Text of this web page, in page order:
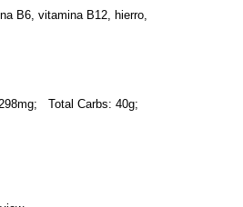
B6, vitamina B12, hierro,
Total Carbs: 40g;